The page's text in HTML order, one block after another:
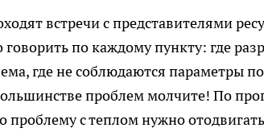
встречи с представителями
говорить по каждому пункту: где
где не соблюдаются параметры
проблем молчите! По
проблему с теплом нужно